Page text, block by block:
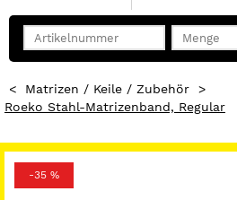
< Matrizen / Keile / Zubehör
>
Roeko Stahl-Matrizenband, Regular
-35 %